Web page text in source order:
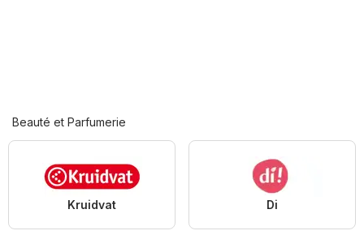
Beauté et Parfumerie
Kruidvat Di